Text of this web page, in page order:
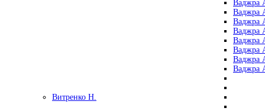
Ваджра
Ваджра
Ваджра
Ваджра
Ваджра
Ваджра
Ваджра
Ваджра
Витренко Н.